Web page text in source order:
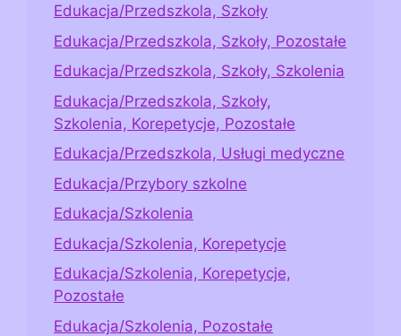
Edukacja/Przedszkola, Szkoły
Edukacja/Przedszkola, Szkoły, Pozostałe
Edukacja/Przedszkola, Szkoły, Szkolenia
Edukacja/Przedszkola, Szkoły,
Szkolenia, Korepetycje, Pozostałe
Edukacja/Przedszkola, Usługi medyczne
Edukacja/Przybory szkolne
Edukacja/Szkolenia
Edukacja/Szkolenia, Korepetycje
Edukacja/Szkolenia, Korepetycje,
Pozostałe
Edukacja/Szkolenia, Pozostałe